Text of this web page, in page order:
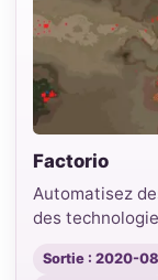
Factorio
Automatisez
des
Sortie : 2020-